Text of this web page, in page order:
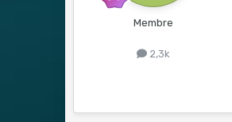
Membre
2,3k